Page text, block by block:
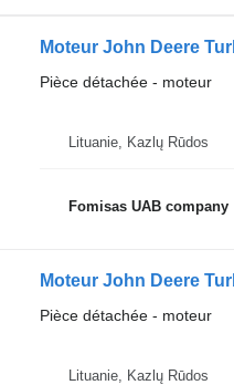
Moteur John Deere
Pièce détachée - moteur
Lituanie, Kazlų Rūdos
Fomisas UAB company
Moteur John Deere
Pièce détachée - moteur
Lituanie, Kazlų Rūdos